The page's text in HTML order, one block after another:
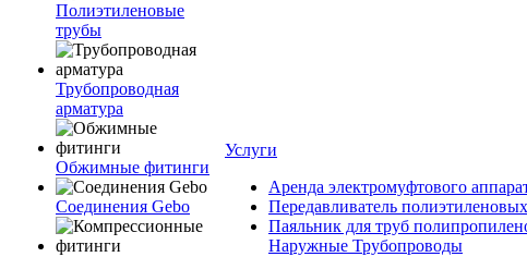
Полиэтиленовые
трубы
Трубопроводная
арматура
Обжимные фитинги
Соединения Gebo
Услуги
Аренда электромуфтового
Передавливатель
Паяльник для труб
Наружные Трубопроводы